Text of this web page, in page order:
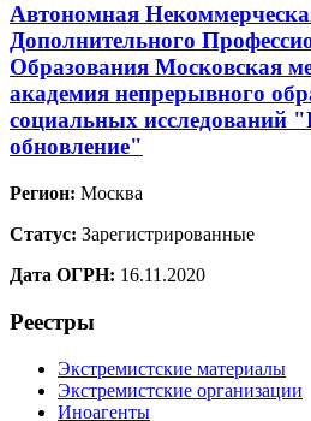
Автономная
Дополнительного
Образования Московская
академия непрерывного
социальных исследований
обновление"
Регион: Москва
Статус: Зарегистрированные
Дата ОГРН: 16.11.2020
Реестры
Экстремистские материалы
Экстремистские организации
Иноагенты